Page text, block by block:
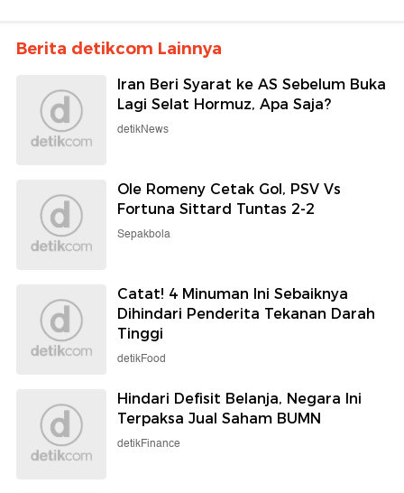
Berita detikcom Lainnya
Iran Beri Syarat ke AS Sebelum Buka
Lagi Selat Hormuz, Apa Saja?
detikNews
Ole Romeny Cetak Gol, PSV Vs
Fortuna Sittard Tuntas 2-2
Sepakbola
Catat! 4 Minuman Ini Sebaiknya
Dihindari Penderita Tekanan Darah
Tinggi
detikFood
Hindari Defisit Belanja, Negara Ini
Terpaksa Jual Saham BUMN
detikFinance